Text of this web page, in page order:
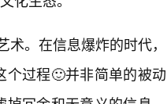
术。在信息爆炸的时代，
个过程🙂并非简单的被动